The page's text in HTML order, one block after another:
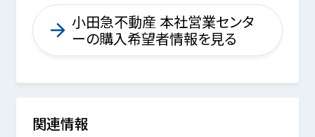
小田急不動産 本社営業センタ
ーの購入希望者情報を見る
関連情報